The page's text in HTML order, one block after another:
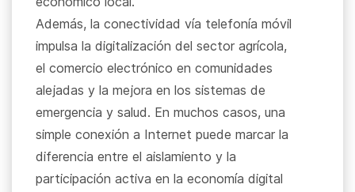
Además, la conectividad vía telefonía móvil
impulsa la digitalización del sector agrícola,
el comercio electrónico en comunidades
alejadas y la mejora en los sistemas de
emergencia y salud. En muchos casos, una
simple conexión a Internet puede marcar la
diferencia entre el aislamiento y la
participación activa en la economía digital